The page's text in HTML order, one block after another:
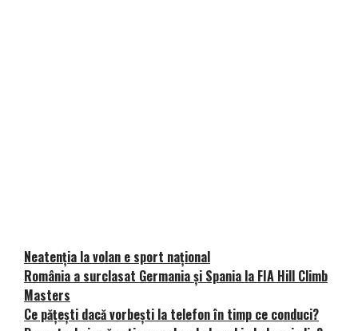
Neatenția la volan e sport național
România a surclasat Germania și Spania la FIA Hill Climb
Masters
Ce pățești dacă vorbești la telefon în timp ce conduci?